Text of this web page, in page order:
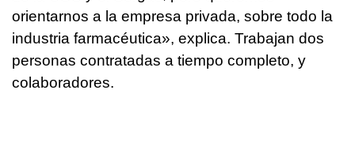
orientarnos a la empresa privada, sobre todo la
industria farmacéutica», explica. Trabajan dos
personas contratadas a tiempo completo, y
colaboradores.